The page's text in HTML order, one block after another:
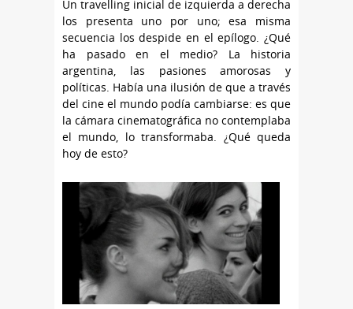
Un travelling inicial de izquierda a derecha
los presenta uno por uno; esa misma
secuencia los despide en el epílogo. ¿Qué
ha pasado en el medio? La historia
argentina, las pasiones amorosas y
políticas. Había una ilusión de que a través
del cine el mundo podía cambiarse: es que
la cámara cinematográfica no contemplaba
el mundo, lo transformaba. ¿Qué queda
hoy de esto?